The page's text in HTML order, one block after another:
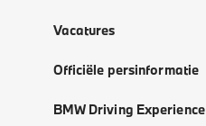
Vacatures
Officiële persinformatie
BMW Driving Experience